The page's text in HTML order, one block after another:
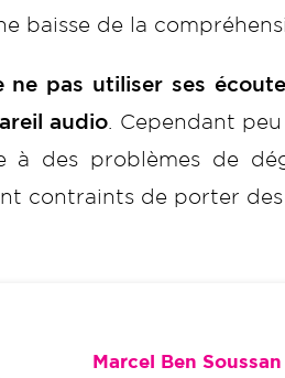
baisse de la
ne pas utiliser ses
audio . Cependant
à des problèmes de
contraints de porter
Marcel Ben Soussan